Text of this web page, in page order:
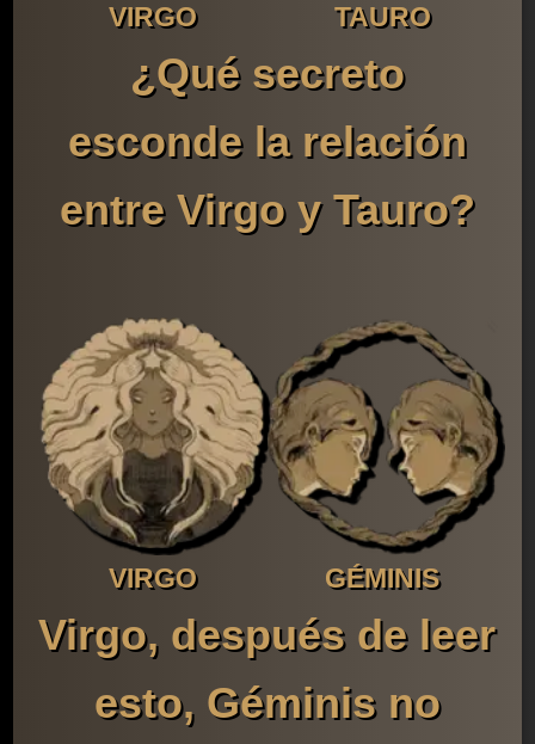
VIRGO TAURO
¿Qué secreto
esconde la relación
entre Virgo y Tauro?
VIRGO GÉMINIS
Virgo, después de leer
esto, Géminis no